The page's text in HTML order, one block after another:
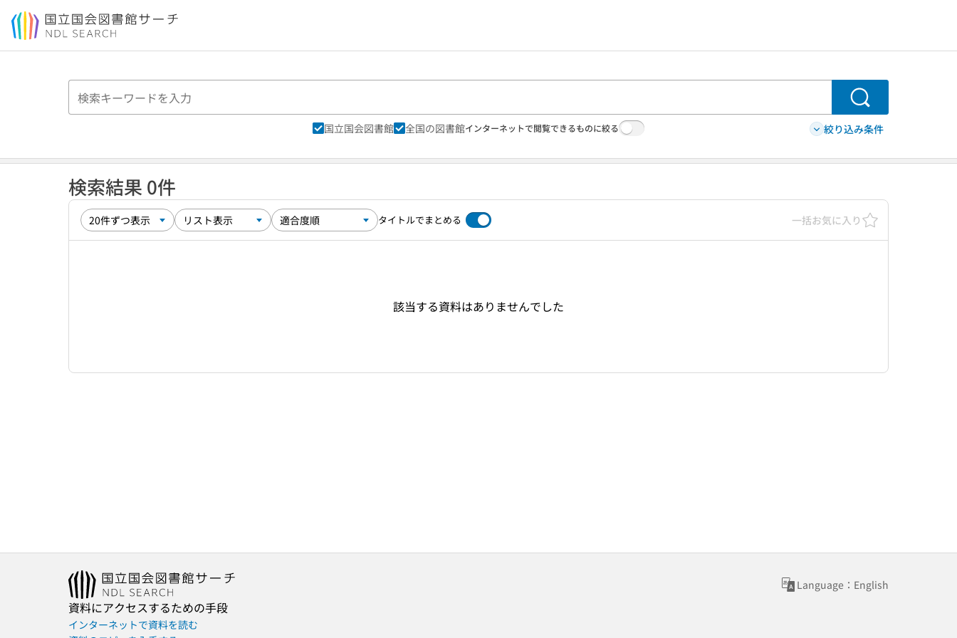
本文へ移動
検索
国立国会図書館 全国の図書館インターネットで閲覧できるものに絞る 絞り込み条件
検索結果 0件
タイトルでまとめる 一括お気に入り
該当する資料はありませんでした
Language：English
資料にアクセスするための手段
インターネットで資料を読む